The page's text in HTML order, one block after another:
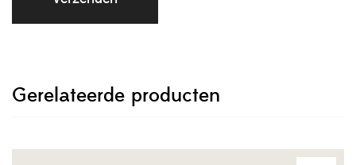
Gerelateerde producten